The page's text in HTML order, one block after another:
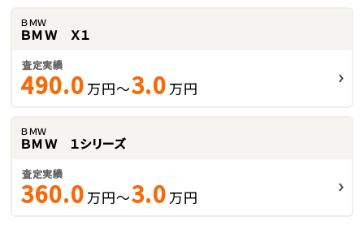
ＢＭＷ
ＢＭＷ Ｘ１
査定実績
490.0 万円～3.0 万円
ＢＭＷ
ＢＭＷ １シリーズ
査定実績
360.0 万円～3.0 万円